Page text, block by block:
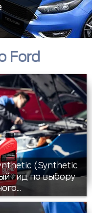
Ford
(Synthetic
гид по выбору